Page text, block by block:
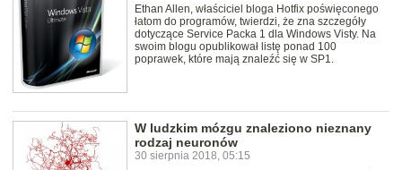
Ethan Allen, właściciel bloga Hotfix poświęconego
łatom do programów, twierdzi, że zna szczegóły
dotyczące Service Packa 1 dla Windows Visty. Na
swoim blogu opublikował listę ponad 100
poprawek, które mają znaleźć się w SP1.
W ludzkim mózgu znaleziono nieznany
rodzaj neuronów
30 sierpnia 2018, 05:15